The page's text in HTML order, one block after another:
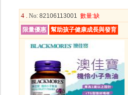
4 . No: 82106113001 數量:缺
限量優惠
幫助孩子健康成長與發育